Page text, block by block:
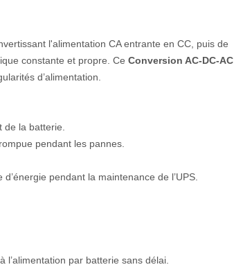
l'alimentation CA entrante en CC, puis de
constante et propre. Ce Conversion AC-DC-AC
d’alimentation.
de la batterie.
pendant les pannes.
d’énergie pendant la maintenance de l’UPS.
l’alimentation par batterie sans délai.